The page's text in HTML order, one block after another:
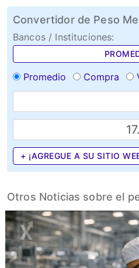
Convertidor de Peso
Bancos / Instituciones:
Promedio Compra
+ ¡AGREGUE A SU SITIO
Otros Noticias sobre el